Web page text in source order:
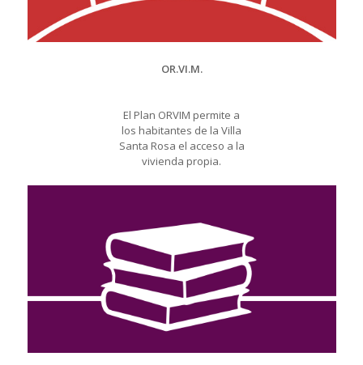
OR.VI.M.
El Plan ORVIM permite a
los habitantes de la Villa
Santa Rosa el acceso a la
vivienda propia.